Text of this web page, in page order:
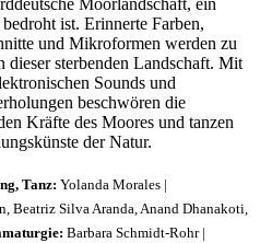
ist. Erinnerte Farben,
und Mikroformen werden zu
sterbenden Landschaft. Mit
Sounds und
beschwören die
Kräfte des Moores und tanzen
der Natur.
Tanz: Yolanda Morales |
Beatriz Silva Aranda, Anand Dhanakoti,
Barbara Schmidt-Rohr |